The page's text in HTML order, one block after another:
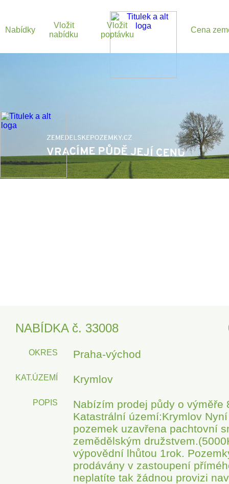
Nabídky
Vložit
nabídku
Vložit
poptávku
Cena
NABÍDKA č. 33008
OKRES Praha-východ
KAT.ÚZEMÍ Krymlov
POPIS
Nabízím prodej půdy o výměře
Katastrální území:Krymlov
pozemek uzavřena pachtovní
zemědělským
výpovědní lhůtou 1rok.
prodávány v zastoupení
neplatíte tak žádnou provizi